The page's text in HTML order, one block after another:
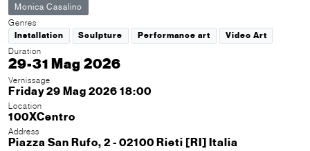
Monica Casalino
Genres
Installation
Sculpture Performance art
Video Art
Duration
29-31 Mag 2026
Vernissage
Friday 29 Mag 2026 18:00
Location
100XCentro
Address
Piazza San Rufo, 2 - 02100 Rieti [RI] Italia